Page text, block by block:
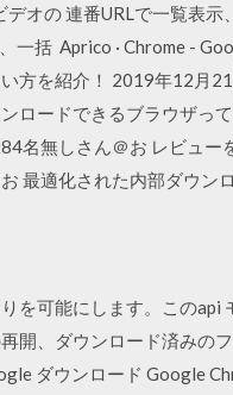
オの 連番URLで一覧表
括 Aprico · Chrome -
方を紹介！ 2019年12月
ロードできるブラウザっ
名無しさん＠お レビュ
最適化された内部ダウン
を可能にします。このapi
開、ダウンロード済みの
ダウンロード Google